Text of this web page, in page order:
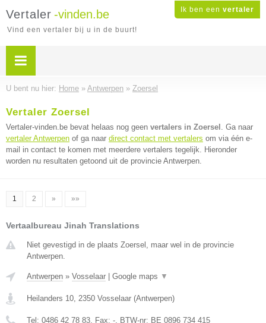
Ik ben een vertaler
Vertaler -vinden.be
Vind een vertaler bij u in de buurt!
U bent nu hier: Home » Antwerpen » Zoersel
Vertaler Zoersel
Vertaler-vinden.be bevat helaas nog geen vertalers in Zoersel . Ga naar
vertaler Antwerpen of ga naar direct contact met vertalers om via één e-
mail in contact te komen met meerdere vertalers tegelijk. Hieronder
worden nu resultaten getoond uit de provincie Antwerpen.
1 2 » »»
Vertaalbureau Jinah Translations
Niet gevestigd in de plaats Zoersel, maar wel in de provincie
Antwerpen.
Antwerpen » Vosselaar Google maps ▼
Heilanders 10, 2350 Vosselaar (Antwerpen)
Tel: 0486 42 78 83, Fax: -, BTW-nr: BE 0896 734 415